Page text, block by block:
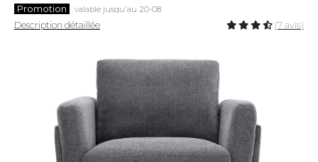
Promotion valable jusqu'au 20-08
Description détaillée (7 avis)